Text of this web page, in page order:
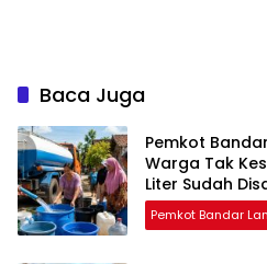
Baca Juga
Pemkot
Warga Tak
Liter Sudah
Pemkot Bandar